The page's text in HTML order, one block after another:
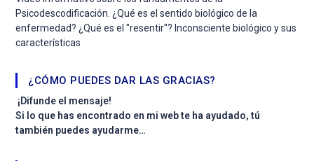
Psicodescodificación. ¿Qué es el sentido biológico de la
enfermedad? ¿Qué es el "resentir"? Inconsciente biológico y sus
características
¿CÓMO PUEDES DAR LAS GRACIAS?
¡Difunde el mensaje!
Si lo que has encontrado en mi web te ha ayudado, tú
también puedes ayudarme…